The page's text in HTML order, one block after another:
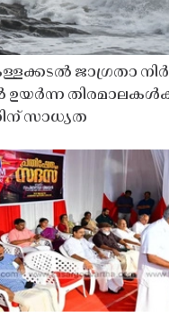
ജാഗ്രതാ
ഉയർന്ന
സാധ്യത